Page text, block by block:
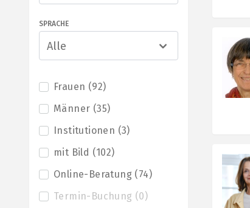
SPRACHE
Alle
Frauen (92)
Männer (35)
Institutionen (3)
mit Bild (102)
Online-Beratung (74)
Termin-Buchung (0)